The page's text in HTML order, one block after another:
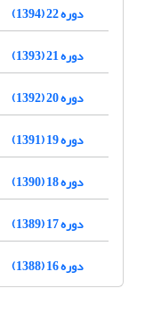
دوره 22 (1394)
دوره 21 (1393)
دوره 20 (1392)
دوره 19 (1391)
دوره 18 (1390)
دوره 17 (1389)
دوره 16 (1388)